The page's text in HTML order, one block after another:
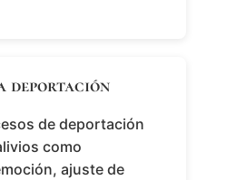
deportación
de deportación
como
ajuste de